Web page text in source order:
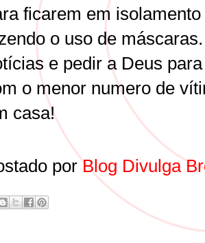
ficarem em
o uso de
e pedir a Deus
o menor numero de
casa!
porBlog Divulga